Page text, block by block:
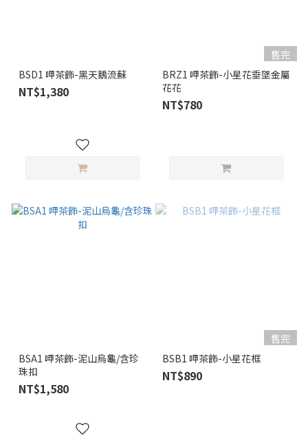
BSD1 呷茶飾-黑天鵝流蘇
NT$1,380
售完
BRZ1 呷茶飾-小星花垂墜金屬
花花
NT$780
BSA1 呷茶飾-泥山烏龜/含珍
珠扣
NT$1,580
售完
BSB1 呷茶飾-小星花框
NT$890